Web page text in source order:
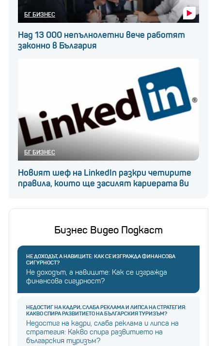
БГ БИЗНЕС
Над 13 000 непълнолетни вече работят
законно в България
БГ БИЗНЕС
Новият шеф на LinkedIn разкри четирите
правила, които ще засилят кариерата ви
Бизнес Видео Подкаст
НЕ ДОХОДЪТ, А НАВИЦИТЕ: КАК СЕ ИЗГРАЖДА ФИНАНСОВА
СИГУРНОСТ?
Не доходът, а навиците: Как се изгражда
финансова сигурност?
НЕДОСТИГ НА КАДРИ, СЛАБА РЕКЛАМА И ЛИПСА НА СТРАТЕГИЯ:
КАКВО СПИРА РАЗВИТИЕТО НА БЪЛГАРСКИЯ ТУРИЗЪМ?
Недостиг на кадри, слаба реклама и липса на
стратегия: Какво спира развитието на
българския туризъм?